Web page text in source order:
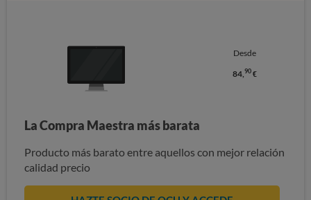
Desde
84, 90€
La Compra Maestra más barata
Producto más barato entre aquellos con mejor relación
calidad precio